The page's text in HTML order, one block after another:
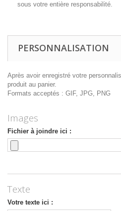
sous votre entière responsabilité.
PERSONNALISATION
Après avoir enregistré votre
produit au panier.
Formats acceptés : GIF, JPG, PNG
Images
Fichier à joindre ici :
Texte
Votre texte ici :